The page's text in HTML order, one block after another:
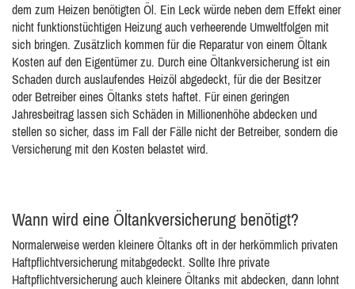
dem zum Heizen benötigten Öl. Ein Leck würde neben dem Effekt einer
nicht funktionstüchtigen Heizung auch verheerende Umweltfolgen mit
sich bringen. Zusätzlich kommen für die Reparatur von einem Öltank
Kosten auf den Eigentümer zu. Durch eine Öltankversicherung ist ein
Schaden durch auslaufendes Heizöl abgedeckt, für die der Besitzer
oder Betreiber eines Öltanks stets haftet. Für einen geringen
Jahresbeitrag lassen sich Schäden in Millionenhöhe abdecken und
stellen so sicher, dass im Fall der Fälle nicht der Betreiber, sondern die
Versicherung mit den Kosten belastet wird.
Wann wird eine Öltankversicherung benötigt?
Normalerweise werden kleinere Öltanks oft in der herkömmlich privaten
Haftpflichtversicherung mitabgedeckt. Sollte Ihre private
Haftpflichtversicherung auch kleinere Öltanks mit abdecken, dann lohnt